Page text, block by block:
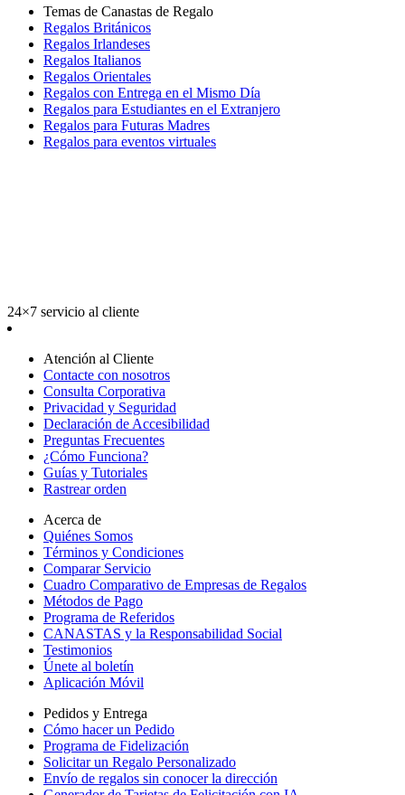
Temas de Canastas de Regalo
Regalos Británicos
Regalos Irlandeses
Regalos Italianos
Regalos Orientales
Regalos con Entrega en el Mismo Día
Regalos para Estudiantes en el Extranjero
Regalos para Futuras Madres
Regalos para eventos virtuales
24×7 servicio al cliente
Atención al Cliente
Contacte con nosotros
Consulta Corporativa
Privacidad y Seguridad
Declaración de Accesibilidad
Preguntas Frecuentes
¿Cómo Funciona?
Guías y Tutoriales
Rastrear orden
Acerca de
Quiénes Somos
Términos y Condiciones
Comparar Servicio
Cuadro Comparativo de Empresas de Regalos
Métodos de Pago
Programa de Referidos
CANASTAS y la Responsabilidad Social
Testimonios
Únete al boletín
Aplicación Móvil
Pedidos y Entrega
Cómo hacer un Pedido
Programa de Fidelización
Solicitar un Regalo Personalizado
Envío de regalos sin conocer la dirección